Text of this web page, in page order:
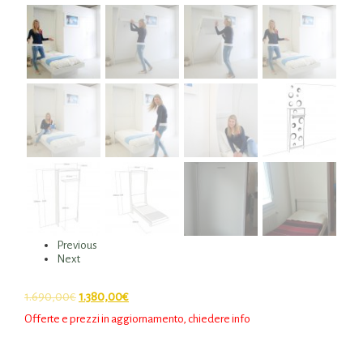
Previous
Next
1.690,00€1.380,00€
Offerte e prezzi in aggiornamento, chiedere info